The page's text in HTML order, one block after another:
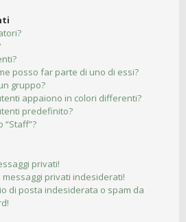
posso far parte di uno di essi?
gruppo?
appaiono in colori differenti?
predefinito?
“Staff”?
privati!
privati indesiderati!
di posta indesiderata o spam da